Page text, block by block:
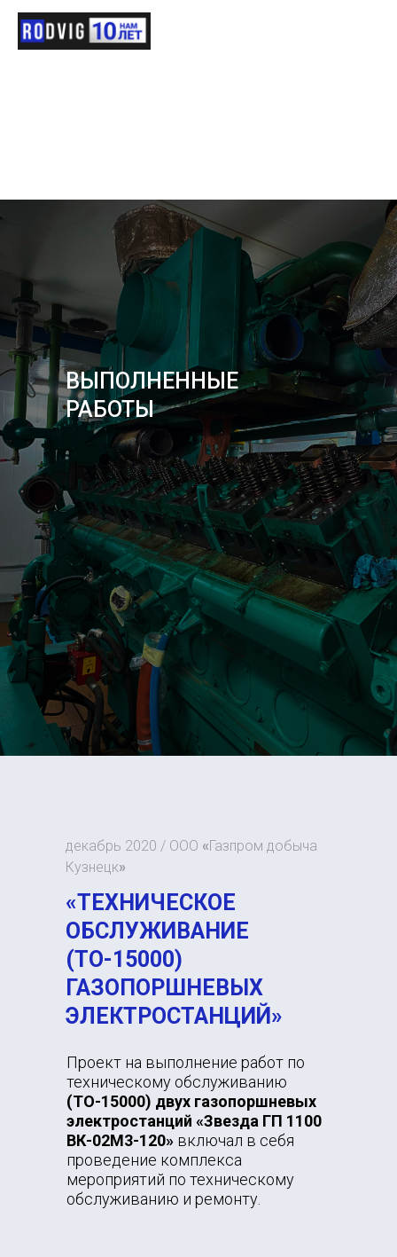
ВЫПОЛНЕННЫЕ
РАБОТЫ
«ТЕХНИЧЕСКОЕ
ОБСЛУЖИВАНИЕ
(ТО-15000)
ГАЗОПОРШНЕВЫХ
ЭЛЕКТРОСТАНЦИЙ»
декабрь 2020 / ООО «Газпром добыча
Кузнецк»
Проект на выполнение работ по
техническому обслуживанию
(ТО-15000) двух газопоршневых
электростанций «Звезда ГП 1100
ВК-02М3-120» включал в себя
проведение комплекса
мероприятий по техническому
обслуживанию и ремонту.